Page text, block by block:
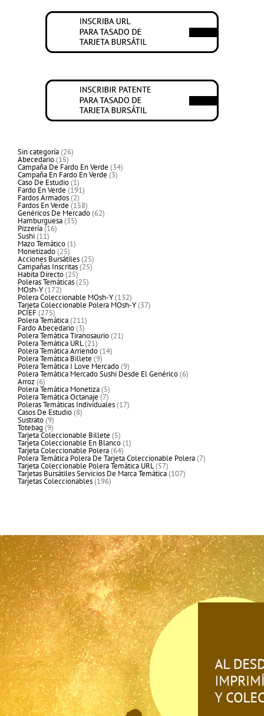
Sin categoría 2626
productos
Abecedario 1515
productos
Campaña De Fardo En Verde 3434
productos
Campaña En Fardo En Verde 33
productos
Caso De Estudio 11
producto
Fardo En Verde 191191
productos
Fardos Armados 22
productos
Fardos En Verde 158158
productos
Genéricos De Mercado 6262
productos
Hamburguesa 3535
productos
Pizzería 1616
productos
Sushi 1111
productos
Mazo Temático 11
producto
Monetizado 2525
productos
Acciones Bursátiles 2525
productos
Campañas Inscritas 2525
productos
Habita Directo 2525
productos
Poleras Temáticas 2525
productos
MOsh-Y 172172
productos
Polera Coleccionable MOsh-Y 132132
productos
Tarjeta Coleccionable Polera MOsh-Y 3737
productos
PCIEF 275275
productos
Polera Temática 211211
productos
Fardo Abecedario 33
productos
Polera Temática Tiranosaurio 2121
productos
Polera Temática URL 2121
productos
Polera Temática Arriendo 1414
productos
Polera Temática Billete 99
productos
Polera Temática I Love Mercado 99
productos
Polera Temática Mercado Sushi Desde El Genérico 66
productos
Arroz 66
productos
Polera Temática Monetiza 55
productos
Polera Temática Octanaje 77
productos
Poleras Temáticas Individuales 1717
productos
Casos De Estudio 88
productos
Sustrato 99
productos
Totebag 99
productos
Tarjeta Coleccionable Billete 55
productos
Tarjeta Coleccionable En Blanco 11
producto
Tarjeta Coleccionable Polera 6464
productos
Polera Temática Polera De Tarjeta Coleccionable Polera 77
productos
Tarjeta Coleccionable Polera Temática URL 5757
productos
Tarjetas Bursátiles Servicios De Marca Temática 107107
productos
Tarjetas Coleccionables 196196
productos